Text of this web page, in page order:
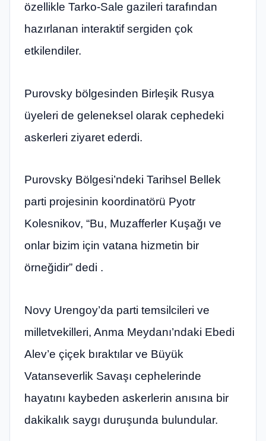
özellikle Tarko-Sale gazileri tarafından
hazırlanan interaktif sergiden çok
etkilendiler.
Purovsky bölgesinden Birleşik Rusya
üyeleri de geleneksel olarak cephedeki
askerleri ziyaret ederdi.
Purovsky Bölgesi’ndeki Tarihsel Bellek
parti projesinin koordinatörü Pyotr
Kolesnikov, “Bu, Muzafferler Kuşağı ve
onlar bizim için vatana hizmetin bir
örneğidir” dedi .
Novy Urengoy’da parti temsilcileri ve
milletvekilleri, Anma Meydanı’ndaki Ebedi
Alev’e çiçek bıraktılar ve Büyük
Vatanseverlik Savaşı cephelerinde
hayatını kaybeden askerlerin anısına bir
dakikalık saygı duruşunda bulundular.